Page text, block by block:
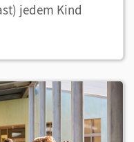
jedem Kind